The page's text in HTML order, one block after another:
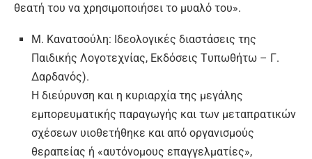
θεατή του να χρησιμοποιήσει το μυαλό του».
M. Kανατσούλη: Ιδεολογικές διαστάσεις της
Παιδικής Λογοτεχνίας, Εκδόσεις Tυπωθήτω – Γ.
Δαρδανός).
Η διεύρυνση και η κυριαρχία της μεγάλης
εμπορευματικής παραγωγής και των μεταπρατικών
σχέσεων υιοθετήθηκε και από οργανισμούς
θεραπείας ή «αυτόνομους επαγγελματίες»,